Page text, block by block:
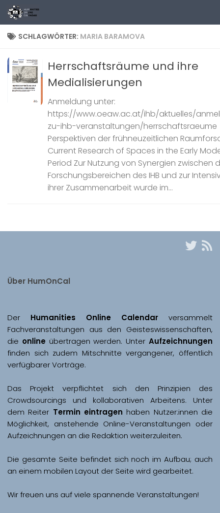
Zum Inhalt springen
SCHLAGWÖRTER: MARIA BARAMOVA
Herrschaftsräume und ihre
Medialisierungen
Anmeldung unter:
https://www.oeaw.ac.at/ihb/aktuelles/
zu-ihb-veranstaltungen/herrschaftsraeume
Perspektiven der frühneuzeitlichen
Current Research of Spaces in the Early
Period Zur Nutzung von Synergien zwischen
Forschungsbereichen des IHB und zur
ihrer Zusammenarbeit wurde im...
Über HumOnCal
Der Humanities Online Calendar versammelt
Fachveranstaltungen aus den Geisteswissenschaften,
die online übertragen werden. Unter Aufzeichnungen
finden sich zudem Mitschnitte vergangener, öffentlich
Das Projekt verpflichtet sich den Prinzipien des
Crowdsourcings und kollaborativen Arbeitens. Unter
dem Reiter Termin eintragen haben Nutzer:innen die
Möglichkeit, anstehende Online-Veranstaltungen oder
Aufzeichnungen an die Redaktion weiterzuleiten.
Die gesamte Seite befindet sich noch im Aufbau; auch
Wir freuen uns auf viele spannende Veranstaltungen!